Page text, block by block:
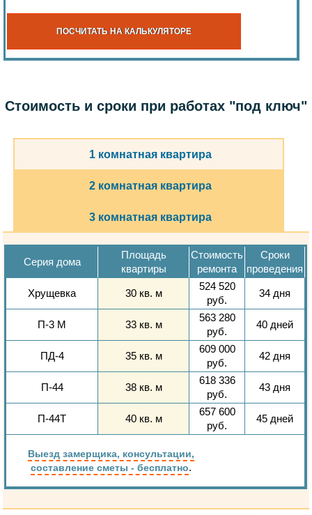
ПОСЧИТАТЬ НА КАЛЬКУЛЯТОРЕ
Стоимость и сроки при работах "под ключ"
1 комнатная квартира
2 комнатная квартира
3 комнатная квартира
Серия дома
Площадь
квартиры
Стоимость
ремонта
Сроки
проведения
Хрущевка 30 кв. м
524 520
руб.
34 дня
П-3 М 33 кв. м
563 280
руб.
40 дней
ПД-4 35 кв. м
609 000
руб.
42 дня
П-44 38 кв. м
618 336
руб.
43 дня
П-44Т 40 кв. м
657 600
руб.
45 дней
Выезд замерщика, консультации,
составление сметы - бесплатно.